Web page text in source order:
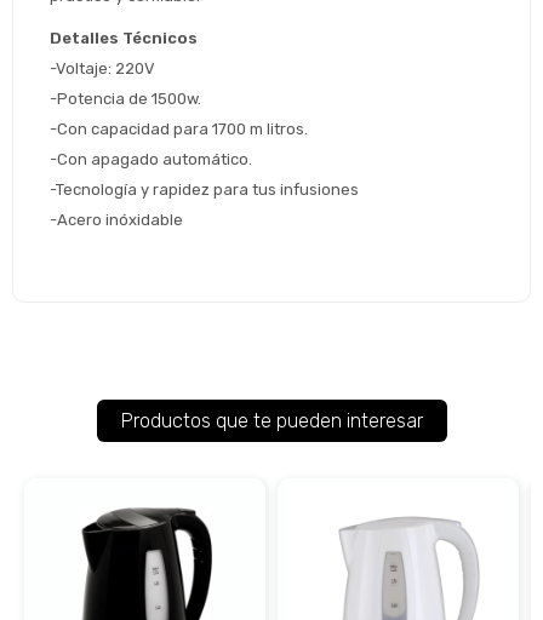
Detalles Técnicos
-Voltaje: 220V
-Potencia de 1500w.
-Con capacidad para 1700 m litros.
-Con apagado automático.
-Tecnología y rapidez para tus infusiones
-Acero inóxidable
Productos que te pueden interesar
de pago